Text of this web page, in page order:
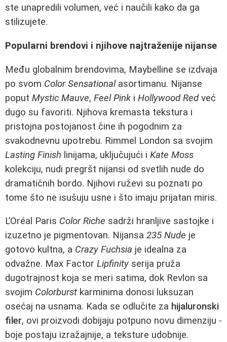
ste unapredili volumen, već i naučili kako da ga
stilizujete.
Popularni brendovi i njihove najtraženije nijanse
Među globalnim brendovima, Maybelline se izdvaja
po svom Color Sensationalasortimanu. Nijanse
poput Mystic Mauve, Feel Pinki Hollywood Redveć
dugo su favoriti. Njihova kremasta tekstura i
pristojna postojanost čine ih pogodnim za
svakodnevnu upotrebu. Rimmel London sa svojim
Lasting Finish linijama, uključujući i Kate Moss
kolekciju, nudi pregršt nijansi od svetlih nude do
dramatičnih bordo. Njihovi ruževi su poznati po
tome što ne isušuju usne i što imaju prijatan miris.
L’Oréal Paris Color Riche sadrži hranljive sastojke i
izuzetno je pigmentovan. Nijansa 235 Nude je
gotovo kultna, a Crazy Fuchsia je idealna za
odvažne. Max Factor Lipfinity serija pruža
dugotrajnost koja se meri satima, dok Revlon sa
svojim Colorburst karminima donosi luksuzan
osećaj na usnama. Kada se odlučite za hijaluronski
filer, ovi proizvodi dobijaju potpuno novu dimenziju -
boje postaju izražajnije, a teksture udobnije.